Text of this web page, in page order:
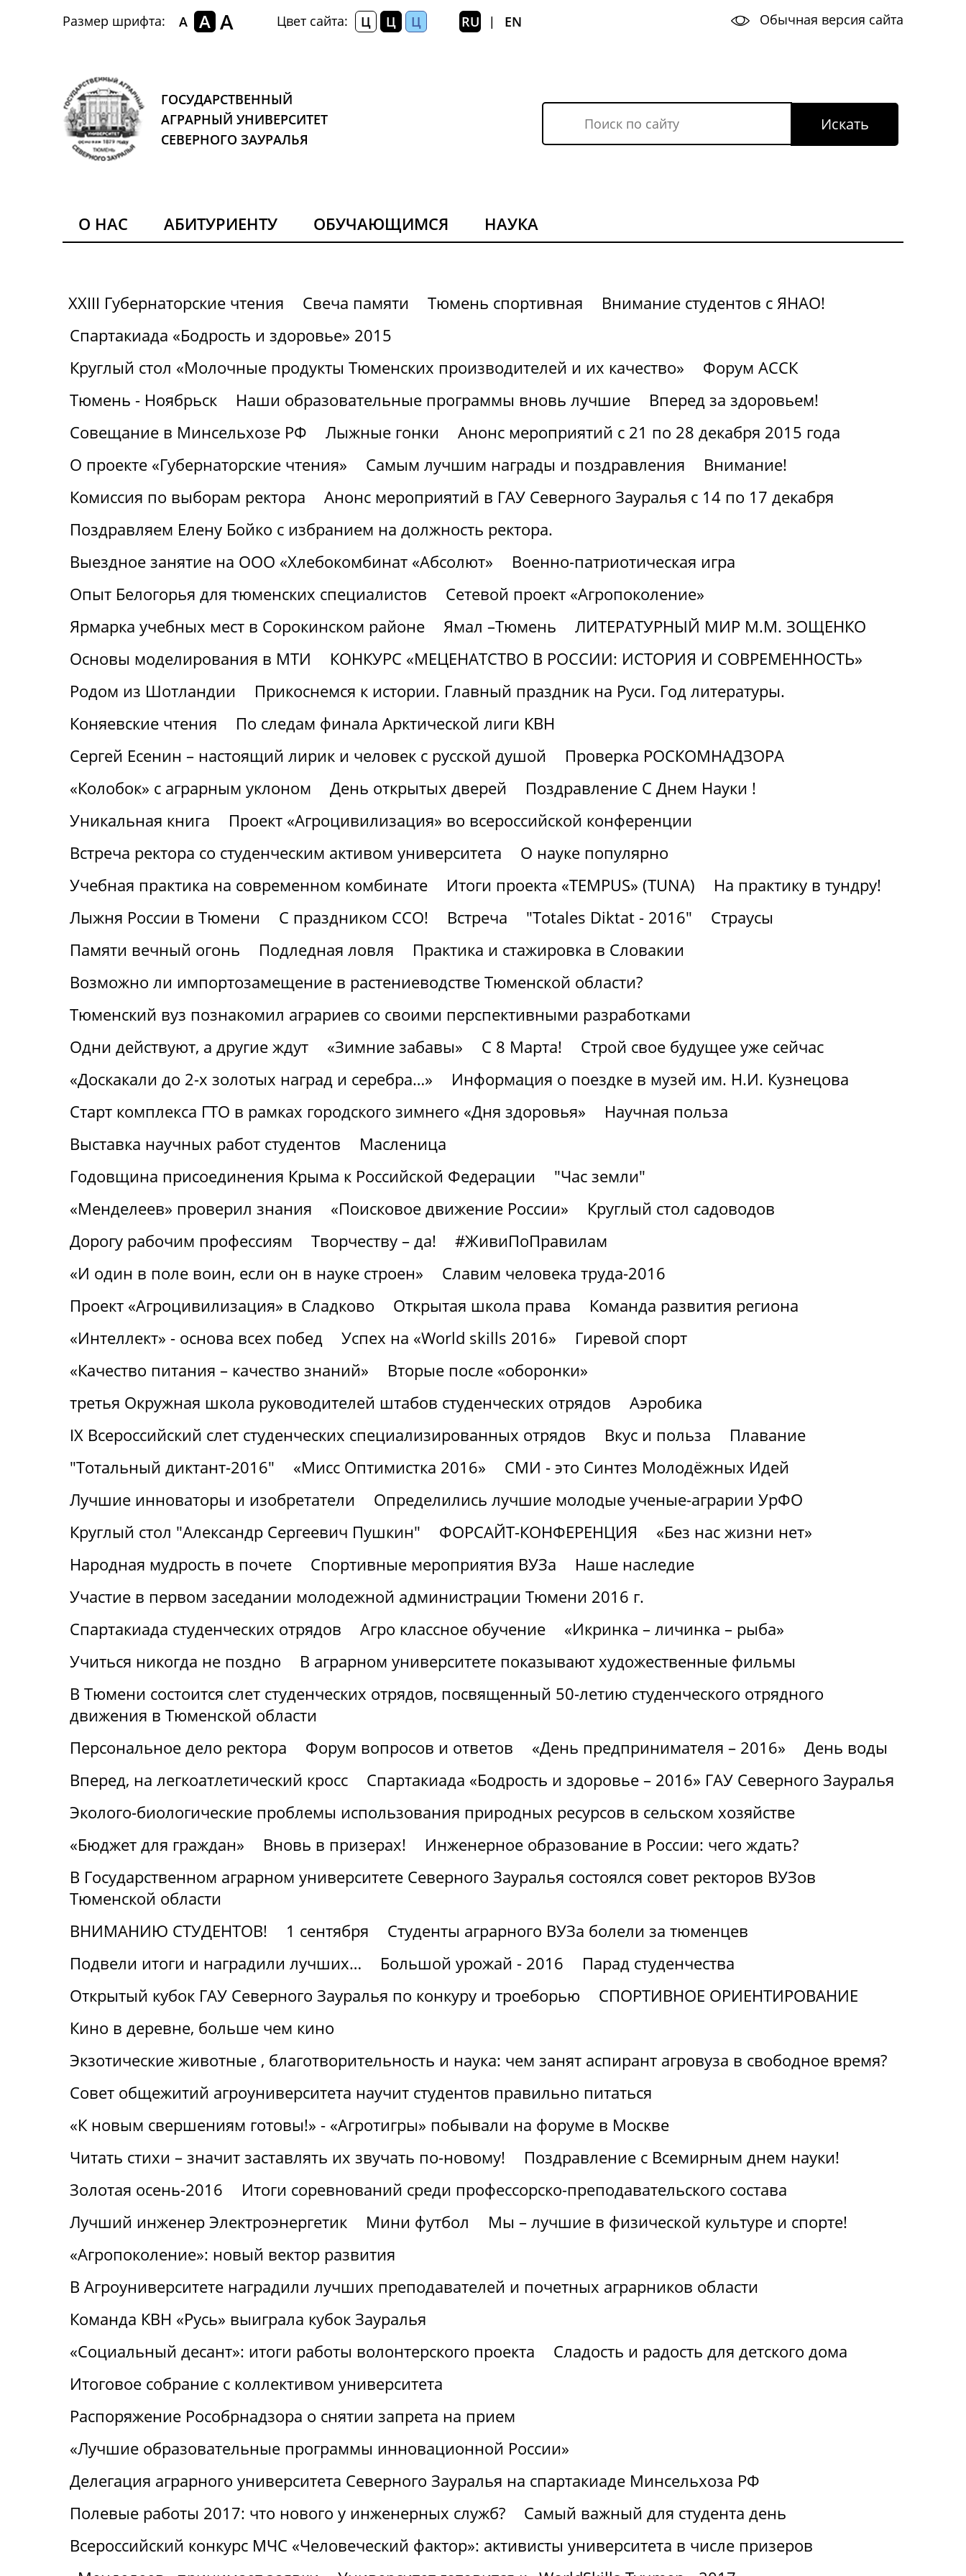
Размер шрифта: A A A Цвет сайта: Ц Ц Ц RU EN Обычная версия сайта
ГОСУДАРСТВЕННЫЙ
АГРАРНЫЙ УНИВЕРСИТЕТ
СЕВЕРНОГО ЗАУРАЛЬЯ
О НАС АБИТУРИЕНТУ ОБУЧАЮЩИМСЯ НАУКА
XXIII Губернаторские чтения Свеча памяти Тюмень спортивная
Внимание студентов с ЯНАО!
Спартакиада «Бодрость и здоровье» 2015
Круглый стол «Молочные продукты Тюменских производителей и их качество»
Форум АССК
Тюмень - Ноябрьск
Наши образовательные программы вновь лучшие
Вперед за здоровьем!
Совещание в Минсельхозе РФ
Лыжные гонки
Анонс мероприятий с 21 по 28 декабря 2015 года
О проекте «Губернаторские чтения»
Самым лучшим награды и поздравления
Внимание!
Комиссия по выборам ректора
Анонс мероприятий в ГАУ Северного Зауралья с 14 по 17 декабря
Поздравляем Елену Бойко с избранием на должность ректора.
Выездное занятие на ООО «Хлебокомбинат «Абсолют»
Военно-патриотическая игра
Опыт Белогорья для тюменских специалистов
Сетевой проект «Агропоколение»
Ярмарка учебных мест в Сорокинском районе
Ямал –Тюмень
ЛИТЕРАТУРНЫЙ МИР М.М. ЗОЩЕНКО
Основы моделирования в МТИ
КОНКУРС «МЕЦЕНАТСТВО В РОССИИ: ИСТОРИЯ И СОВРЕМЕННОСТЬ»
Родом из Шотландии
Прикоснемся к истории. Главный праздник на Руси. Год литературы.
Коняевские чтения
По следам финала Арктической лиги КВН
Сергей Есенин – настоящий лирик и человек с русской душой
Проверка РОСКОМНАДЗОРА
«Колобок» с аграрным уклоном
День открытых дверей
Поздравление С Днем Науки !
Уникальная книга
Проект «Агроцивилизация» во всероссийской конференции
Встреча ректора со студенческим активом университета
О науке популярно
Учебная практика на современном комбинате
Итоги проекта «TEMPUS» (TUNA)
На практику в тундру!
Лыжня России в Тюмени
С праздником ССО! Встреча "Totales Diktat - 2016"
Страусы
Памяти вечный огонь
Подледная ловля
Практика и стажировка в Словакии
Возможно ли импортозамещение в растениеводстве Тюменской области?
Тюменский вуз познакомил аграриев со своими перспективными разработками
Одни действуют, а другие ждут
«Зимние забавы» С 8 Марта!
Строй свое будущее уже сейчас
«Доскакали до 2-х золотых наград и серебра…»
Информация о поездке в музей им. Н.И. Кузнецова
Старт комплекса ГТО в рамках городского зимнего «Дня здоровья»
Научная польза
Выставка научных работ студентов
Масленица
Годовщина присоединения Крыма к Российской Федерации
"Час земли"
«Менделеев» проверил знания
«Поисковое движение России»
Круглый стол садоводов
Дорогу рабочим профессиям
Творчеству – да!
#ЖивиПоПравилам
«И один в поле воин, если он в науке строен»
Славим человека труда-2016
Проект «Агроцивилизация» в Сладково
Открытая школа права
Команда развития региона
«Интеллект» - основа всех побед
Успех на «World skills 2016»
Гиревой спорт
«Качество питания – качество знаний»
Вторые после «оборонки»
третья Окружная школа руководителей штабов студенческих отрядов
Аэробика
IХ Всероссийский слет студенческих специализированных отрядов
Вкус и польза
Плавание
"Тотальный диктант-2016"
«Мисс Оптимистка 2016»
СМИ - это Синтез Молодёжных Идей
Лучшие инноваторы и изобретатели
Определились лучшие молодые ученые-аграрии УрФО
Круглый стол "Александр Сергеевич Пушкин"
ФОРСАЙТ-КОНФЕРЕНЦИЯ
«Без нас жизни нет»
Народная мудрость в почете
Спортивные мероприятия ВУЗа
Наше наследие
Участие в первом заседании молодежной администрации Тюмени 2016 г.
Спартакиада студенческих отрядов
Агро классное обучение
«Икринка – личинка – рыба»
Учиться никогда не поздно
В аграрном университете показывают художественные фильмы
В Тюмени состоится слет студенческих отрядов, посвященный 50-летию студенческого отрядного
движения в Тюменской области
Персональное дело ректора
Форум вопросов и ответов «День предпринимателя – 2016»
День воды
Вперед, на легкоатлетический кросс
Спартакиада «Бодрость и здоровье – 2016» ГАУ Северного Зауралья
Эколого-биологические проблемы использования природных ресурсов в сельском хозяйстве
«Бюджет для граждан»
Вновь в призерах!
Инженерное образование в России: чего ждать?
В Государственном аграрном университете Северного Зауралья состоялся совет ректоров ВУЗов
Тюменской области
ВНИМАНИЮ СТУДЕНТОВ!
1 сентября
Студенты аграрного ВУЗа болели за тюменцев
Подвели итоги и наградили лучших…
Большой урожай - 2016
Парад студенчества
Открытый кубок ГАУ Северного Зауралья по конкуру и троеборью
СПОРТИВНОЕ ОРИЕНТИРОВАНИЕ
Кино в деревне, больше чем кино
Экзотические животные , благотворительность и наука: чем занят аспирант агровуза в свободное время?
Совет общежитий агроуниверситета научит студентов правильно питаться
«К новым свершениям готовы!» - «Агротигры» побывали на форуме в Москве
Читать стихи – значит заставлять их звучать по-новому!
Поздравление с Всемирным днем науки!
Золотая осень-2016
Итоги соревнований среди профессорско-преподавательского состава
Лучший инженер Электроэнергетик
Мини футбол
Мы – лучшие в физической культуре и спорте!
«Агропоколение»: новый вектор развития
В Агроуниверситете наградили лучших преподавателей и почетных аграрников области
Команда КВН «Русь» выиграла кубок Зауралья
«Социальный десант»: итоги работы волонтерского проекта
Сладость и радость для детского дома
Итоговое собрание с коллективом университета
Распоряжение Рособрнадзора о снятии запрета на прием
«Лучшие образовательные программы инновационной России»
Делегация аграрного университета Северного Зауралья на спартакиаде Минсельхоза РФ
Полевые работы 2017: что нового у инженерных служб?
Самый важный для студента день
Всероссийский конкурс МЧС «Человеческий фактор»: активисты университета в числе призеров